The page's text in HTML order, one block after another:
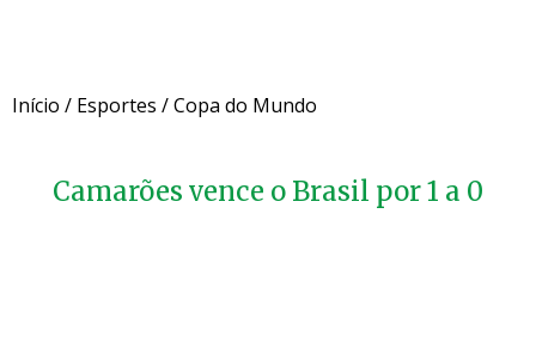
Início / Esportes /Copa do Mundo
Camarões vence o Brasil por 1 a 0